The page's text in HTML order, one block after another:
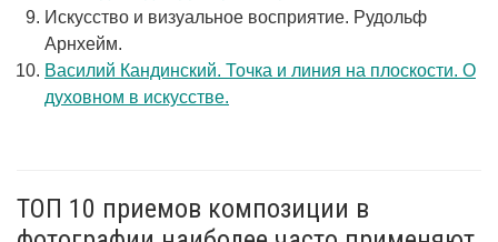
Искусство и визуальное восприятие. Рудольф
Арнхейм.
Василий Кандинский. Точка и линия на плоскости. О
духовном в искусстве.
ТОП 10 приемов композиции в